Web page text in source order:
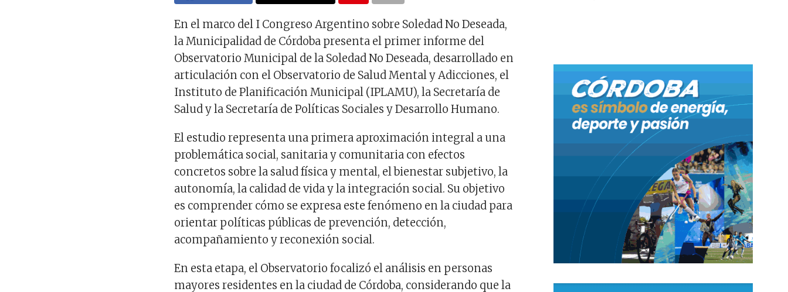
En el marco del I Congreso Argentino sobre Soledad No Deseada,
la Municipalidad de Córdoba presenta el primer informe del
Observatorio Municipal de la Soledad No Deseada, desarrollado en
articulación con el Observatorio de Salud Mental y Adicciones, el
Instituto de Planificación Municipal (IPLAMU), la Secretaría de
Salud y la Secretaría de Políticas Sociales y Desarrollo Humano.
El estudio representa una primera aproximación integral a una
problemática social, sanitaria y comunitaria con efectos
concretos sobre la salud física y mental, el bienestar subjetivo, la
autonomía, la calidad de vida y la integración social. Su objetivo
es comprender cómo se expresa este fenómeno en la ciudad para
orientar políticas públicas de prevención, detección,
acompañamiento y reconexión social.
En esta etapa, el Observatorio focalizó el análisis en personas
mayores residentes en la ciudad de Córdoba, considerando que la